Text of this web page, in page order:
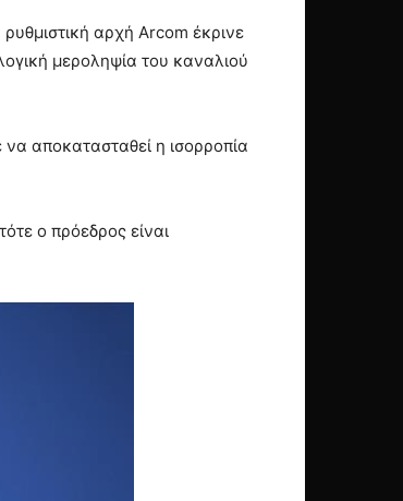
αρχή Arcom έκρινε
μεροληψία του καναλιού
αποκατασταθεί η ισορροπία
ο πρόεδρος είναι